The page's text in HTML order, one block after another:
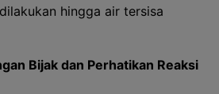
hingga air tersisa
Bijak dan Perhatikan Reaksi